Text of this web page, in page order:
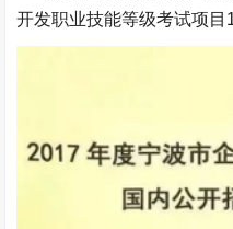
开发职业技能等级考试项目